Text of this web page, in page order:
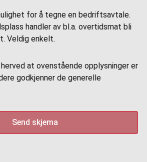
for å tegne en bedriftsavtale.
handler av bl.a. overtidsmat bli
Veldig enkelt.
at ovenstående opplysninger er
godkjenner de generelle
Send skjema